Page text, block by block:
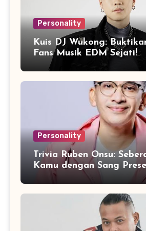
Personality
Kuis DJ Wukong:
Fans Musik EDM Sejati!
Personality
Trivia Ruben Onsu:
Kamu dengan Sang
Serbabisa?